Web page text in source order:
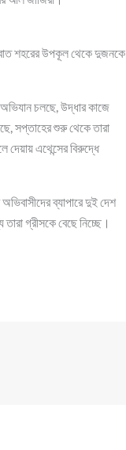
শহরের উপকূল থেকে দুজনকে
চলছে, উদ্ধার কাজে
সপ্তাহের শুরু থেকে তারা
দেয়ায় এথেন্সের বিরুদ্ধে
ব্যাপারে দুই দেশ
গ্রীসকে বেছে নিচ্ছে।